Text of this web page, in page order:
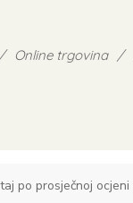
/ Online trgovina /